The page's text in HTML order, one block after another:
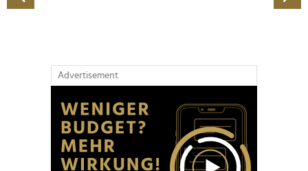
Advertisement